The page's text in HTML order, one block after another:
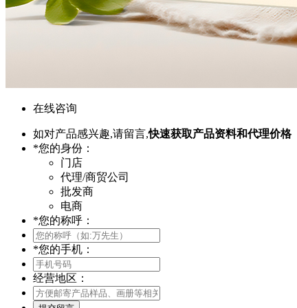
在线咨询
如对产品感兴趣,请留言,快速获取产品资料和代理价格
*您的身份：
门店
代理/商贸公司
批发商
电商
*您的称呼：
*您的手机：
经营地区：